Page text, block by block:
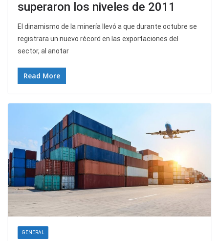
superaron los niveles de 2011
El dinamismo de la minería llevó a que durante octubre se
registrara un nuevo récord en las exportaciones del
sector, al anotar
Read More
GENERAL